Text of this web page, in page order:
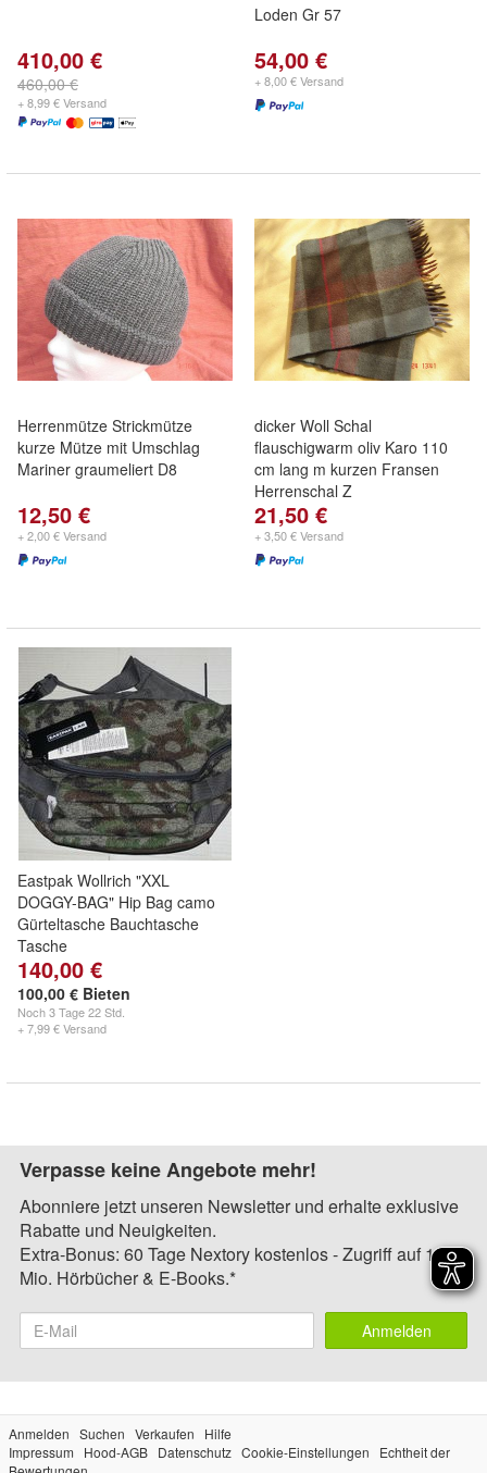
410,00 €
460,00 €
+ 8,99 € Versand
Loden Gr 57
54,00 €
+ 8,00 € Versand
Herrenmütze Strickmütze
kurze Mütze mit Umschlag
Mariner graumeliert D8
12,50 €
+ 2,00 € Versand
dicker Woll Schal
flauschigwarm oliv Karo 110
cm lang m kurzen Fransen
Herrenschal Z
21,50 €
+ 3,50 € Versand
Eastpak Wollrich "XXL
DOGGY-BAG" Hip Bag camo
Gürteltasche Bauchtasche
Tasche
140,00 €
100,00 € Bieten
Noch3 Tage 22 Std.
+ 7,99 € Versand
Verpasse keine Angebote mehr!
Abonniere jetzt unseren Newsletter und erhalte exklusive
Rabatte und Neuigkeiten.
Extra-Bonus: 60 Tage Nextory kostenlos - Zugriff auf 1,4
Mio. Hörbücher & E-Books.*
Anmelden
Anmelden Suchen Verkaufen
Hilfe
Impressum
Hood-AGB Datenschutz Cookie-Einstellungen
Echtheit der